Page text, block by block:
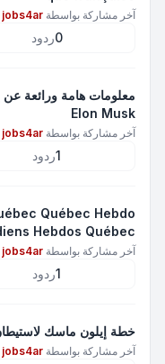
آخر مشاركة بواسطة jobs4ar
0ردود
معلومات هامة ورائعة عن
Elon Musk
آخر مشاركة بواسطة jobs4ar
1ردود
Québec Hebdo
Hebdos Québec
آخر مشاركة بواسطة jobs4ar
1ردود
خطة إيلون ماسك
آخر مشاركة بواسطة jobs4ar